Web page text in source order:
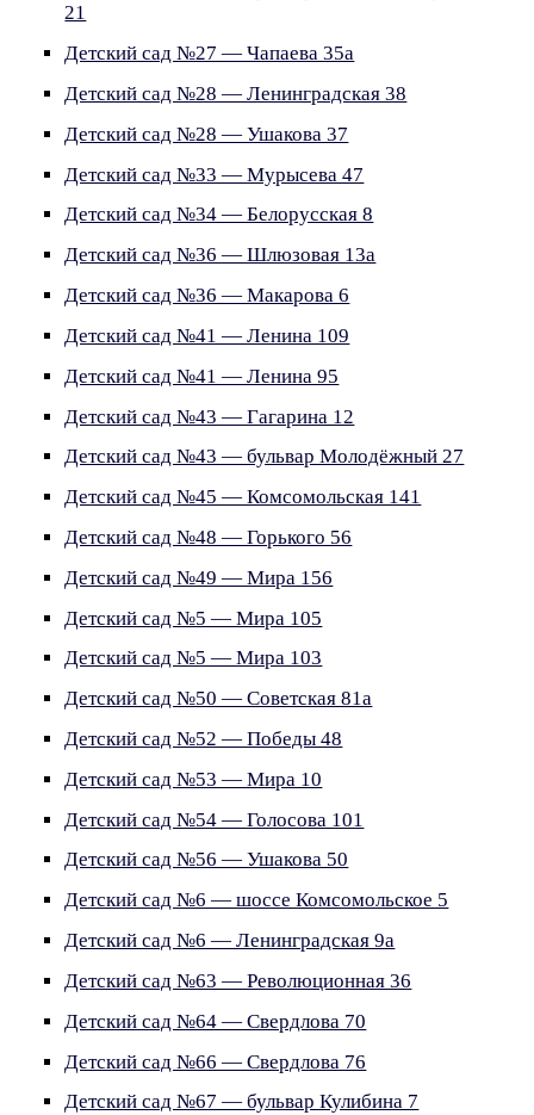
21
Детский сад №27 — Чапаева 35а
Детский сад №28 — Ленинградская 38
Детский сад №28 — Ушакова 37
Детский сад №33 — Мурысева 47
Детский сад №34 — Белорусская 8
Детский сад №36 — Шлюзовая 13а
Детский сад №36 — Макарова 6
Детский сад №41 — Ленина 109
Детский сад №41 — Ленина 95
Детский сад №43 — Гагарина 12
Детский сад №43 — бульвар Молодёжный 27
Детский сад №45 — Комсомольская 141
Детский сад №48 — Горького 56
Детский сад №49 — Мира 156
Детский сад №5 — Мира 105
Детский сад №5 — Мира 103
Детский сад №50 — Советская 81а
Детский сад №52 — Победы 48
Детский сад №53 — Мира 10
Детский сад №54 — Голосова 101
Детский сад №56 — Ушакова 50
Детский сад №6 — шоссе Комсомольское 5
Детский сад №6 — Ленинградская 9а
Детский сад №63 — Революционная 36
Детский сад №64 — Свердлова 70
Детский сад №66 — Свердлова 76
Детский сад №67 — бульвар Кулибина 7